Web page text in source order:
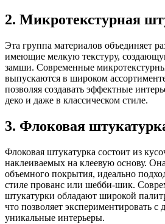
2. Микротекстурная
Эта группа материалов объединяет
имеющие мелкую текстуру,
замши. Современные
выпускаются в широком
позволяя создавать эффектные
деко и даже в классическом стиле.
3. Флоковая
Флоковая штукатурка состоит из
наклеиваемых на клеевую основу.
объемного покрытия, идеально
стиле прованс или шебби-шик.
штукатурки обладают широкой
что позволяет экспериментировать с
уникальные интерьеры.